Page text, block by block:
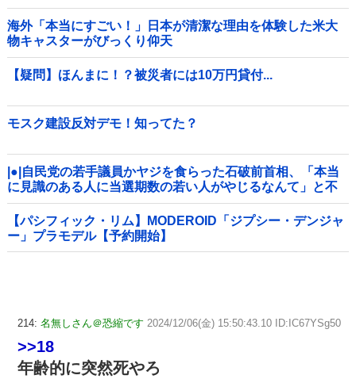
海外「本当にすごい！」日本が清潔な理由を体験した米大
物キャスターがびっくり仰天
【疑問】ほんまに！？被災者には10万円貸付...
モスク建設反対デモ！知ってた？
|●|自民党の若手議員かヤジを食らった石破前首相、「本当
に見識のある人に当選期数の若い人がやじるなんて」と不
満たらたらな様子を見せて……
【パシフィック・リム】MODEROID「ジプシー・デンジャ
ー」プラモデル【予約開始】
214: 名無しさん＠恐縮です 2024/12/06(金) 15:50:43.10 ID:IC67YSg50
>>18
年齢的に突然死やろ